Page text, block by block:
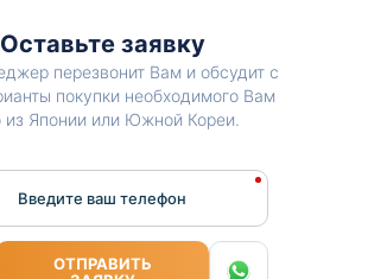
Оставьте заявку
перезвонит Вам и обсудит с
покупки необходимого Вам
из Японии или Южной Кореи.
Введите ваш телефон
ОТПРАВИТЬ